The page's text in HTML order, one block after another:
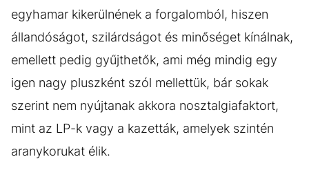
egyhamar kikerülnének a forgalomból, hiszen
állandóságot, szilárdságot és minőséget kínálnak,
emellett pedig gyűjthetők, ami még mindig egy
igen nagy pluszként szól mellettük, bár sokak
szerint nem nyújtanak akkora nosztalgiafaktort,
mint az LP-k vagy a kazetták, amelyek szintén
aranykorukat élik.